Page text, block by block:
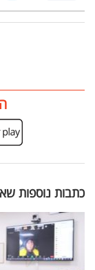
כתבות נוספות